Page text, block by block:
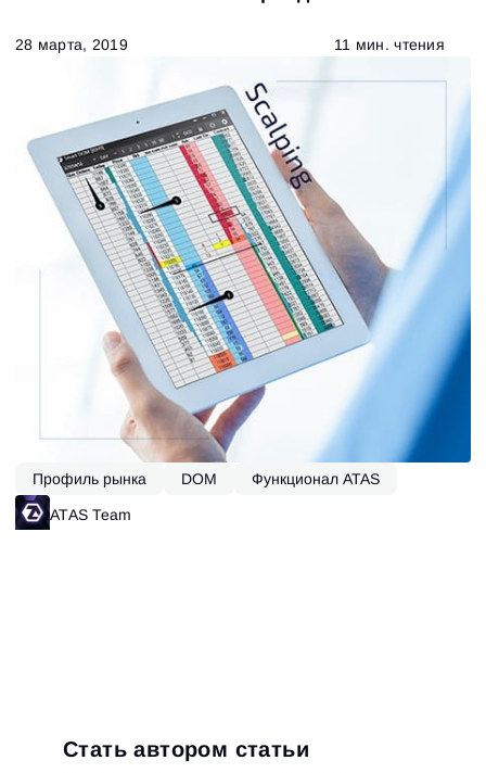
28 марта, 2019 11 мин. чтения
Профиль рынка DOM Функционал ATAS
ATAS Team
Стать автором статьи